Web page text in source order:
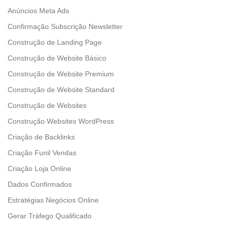
Anúncios Meta Ads
Confirmação Subscrição Newsletter
Construção de Landing Page
Construção de Website Básico
Construção de Website Premium
Construção de Website Standard
Construção de Websites
Construção Websites WordPress
Criação de Backlinks
Criação Funil Vendas
Criação Loja Online
Dados Confirmados
Estratégias Negócios Online
Gerar Tráfego Qualificado